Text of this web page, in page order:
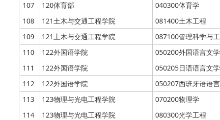
107
120体育部
040300体育学
108
121土木与交通工程学院
081400土木工程
109
121土木与交通工程学院
087100管理科学与
110
122外国语学院
050200外国语言文学
111
122外国语学院
050205日语语言文学
112
122外国语学院
050207西班牙语语
113
123物理与光电工程学院
070200物理学
114
123物理与光电工程学院
080300光学工程